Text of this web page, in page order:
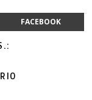
FACEBOOK